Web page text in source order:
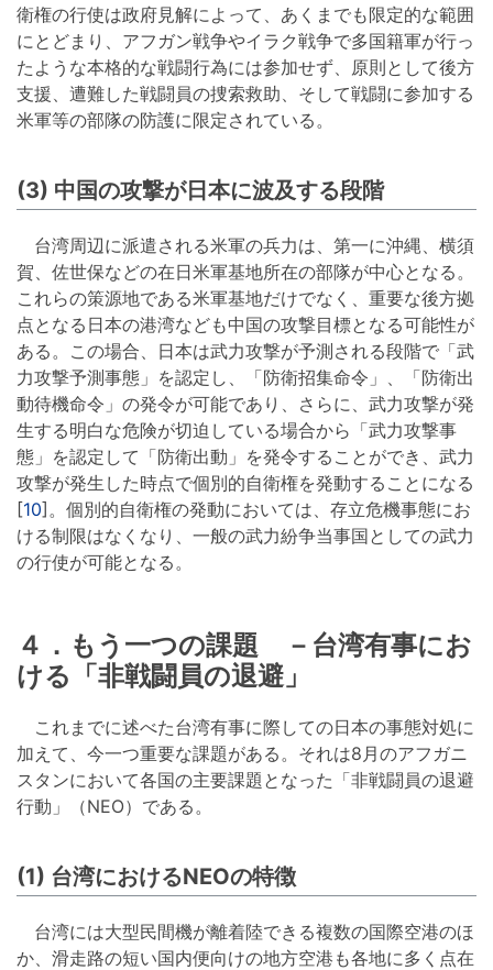
衛権の行使は政府見解によって、あくまでも限定的な範囲
にとどまり、アフガン戦争やイラク戦争で多国籍軍が行っ
たような本格的な戦闘行為には参加せず、原則として後方
支援、遭難した戦闘員の捜索救助、そして戦闘に参加する
米軍等の部隊の防護に限定されている。
(3) 中国の攻撃が日本に波及する段階
台湾周辺に派遣される米軍の兵力は、第一に沖縄、横須
賀、佐世保などの在日米軍基地所在の部隊が中心となる。
これらの策源地である米軍基地だけでなく、重要な後方拠
点となる日本の港湾なども中国の攻撃目標となる可能性が
ある。この場合、日本は武力攻撃が予測される段階で「武
力攻撃予測事態」を認定し、「防衛招集命令」、「防衛出
動待機命令」の発令が可能であり、さらに、武力攻撃が発
生する明白な危険が切迫している場合から「武力攻撃事
態」を認定して「防衛出動」を発令することができ、武力
攻撃が発生した時点で個別的自衛権を発動することになる
[10]。個別的自衛権の発動においては、存立危機事態にお
ける制限はなくなり、一般の武力紛争当事国としての武力
の行使が可能となる。
４．もう一つの課題 －台湾有事にお
ける「非戦闘員の退避」
これまでに述べた台湾有事に際しての日本の事態対処に
加えて、今一つ重要な課題がある。それは8月のアフガニ
スタンにおいて各国の主要課題となった「非戦闘員の退避
行動」（NEO）である。
(1) 台湾におけるNEOの特徴
台湾には大型民間機が離着陸できる複数の国際空港のほ
か、滑走路の短い国内便向けの地方空港も各地に多く点在